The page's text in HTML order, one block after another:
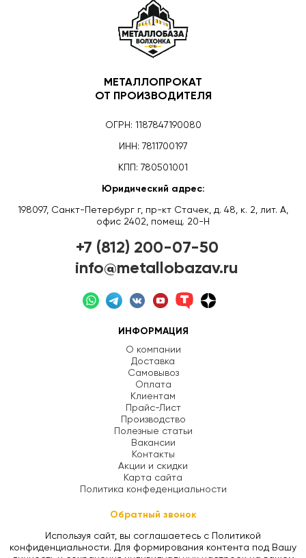
МЕТАЛЛОПРОКАТ
ОТ ПРОИЗВОДИТЕЛЯ
ОГРН: 1187847190080
ИНН: 7811700197
КПП: 780501001
Юридический адрес:
198097, Санкт-Петербург г, пр-кт Стачек, д. 48, к. 2, лит. А,
офис 2402, помещ. 20-Н
+7 (812) 200-07-50
info@metallobazav.ru
ИНФОРМАЦИЯ
О компании
Доставка
Самовывоз
Оплата
Клиентам
Прайс-Лист
Производство
Полезные статьи
Вакансии
Контакты
Акции и скидки
Карта сайта
Политика конфеденциальности
Обратный звонок
Используя сайт, вы соглашаетесь с Политикой
конфиденциальности. Для формирования контента под Вашу